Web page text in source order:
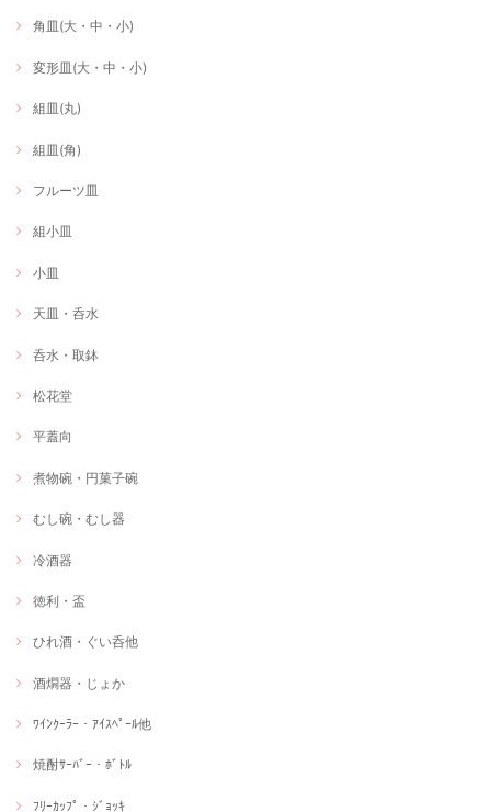
角皿(大・中・小)
変形皿(大・中・小)
組皿(丸)
組皿(角)
フルーツ皿
組小皿
小皿
天皿・呑水
呑水・取鉢
松花堂
平蓋向
煮物碗・円菓子碗
むし碗・むし器
冷酒器
徳利・盃
ひれ酒・ぐい呑他
酒燗器・じょか
ﾜｲﾝｸｰﾗｰ・ｱｲｽﾍﾟｰﾙ他
焼酎ｻｰﾊﾞｰ・ﾎﾞﾄﾙ
ﾌﾘｰｶｯﾌﾟ・ｼﾞｮｯｷ